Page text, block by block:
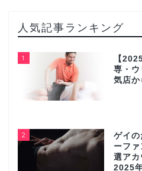
人気記事ランキング
1
【
専・ウ
気店か
2
ゲイ
ーフ
選アカ
2025